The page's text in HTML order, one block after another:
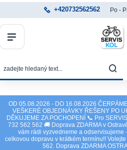
OD 05.08.2026 - DO 16.08.2026
VEŠKERÉ OBJEDNÁVKY ŘEŠENY PO
DĚKUJEME ZA POCHOPENÍ 📞 Pro
732 562 562 🚚 Doprava ZDARMA v
vám rádi vyzvedneme a odservisujeme
celkovou dopravu v krátkém termínu!!
562. Doprava ZDARMA
+420732562562 Po -